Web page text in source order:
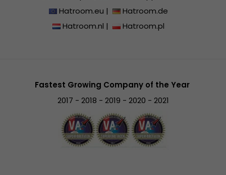
Hatroom.eu |
Hatroom.de
Hatroom.nl | Hatroom.pl
Fastest Growing Company of the Year
2017 - 2018 - 2019 - 2020 - 2021